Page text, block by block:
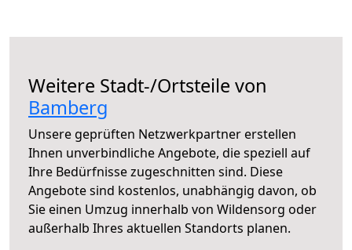
Weitere Stadt-/Ortsteile von
Bamberg
Unsere geprüften Netzwerkpartner erstellen
Ihnen unverbindliche Angebote, die speziell auf
Ihre Bedürfnisse zugeschnitten sind. Diese
Angebote sind kostenlos, unabhängig davon, ob
Sie einen Umzug innerhalb von Wildensorg oder
außerhalb Ihres aktuellen Standorts planen.